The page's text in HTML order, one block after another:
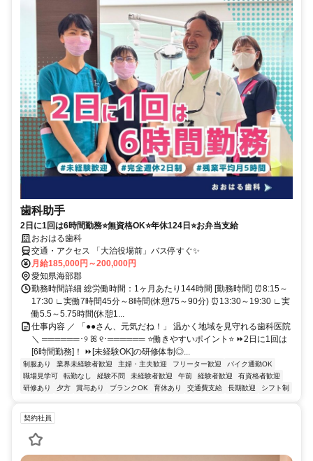
歯科助手
2日に1回は6時間勤務⭐無資格OK⭐年休124日⭐お弁当支給
おおはる歯科
交通・アクセス 「大治役場前」バス停すぐ✨
月給185,000円～200,000円
愛知県海部郡
勤務時間詳細 総労働時間：1ヶ月あたり144時間 [勤務時間] ⏰8:15～
17:30 ∟実働7時間45分～8時間(休憩75～90分) ⏰13:30～19:30 ∟実
働5.5～5.75時間(休憩1...
仕事内容 ／ 「●●さん、元気だね！」 温かく地域を見守れる歯科医院
＼ ══════･୨ ꕤ ୧･══════ ⭐働きやすいポイント⭐ ⏩2日に1回は
[6時間勤務]！ ⏩[未経験OK]の研修体制◎...
制服あり 業界未経験者歓迎 主婦・主夫歓迎 フリーター歓迎
バイク通勤OK
職場見学可
転勤なし 経験不問 未経験者歓迎 午前 経験者歓迎
有資格者歓迎
研修あり
夕方 賞与あり ブランクOK 育休あり 交通費支給 長期歓迎 シフト制
契約社員